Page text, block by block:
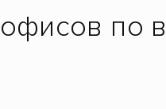
офисов по